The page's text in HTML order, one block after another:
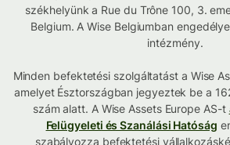
székhelyünk a Rue du Trône 100, 3.
Belgium. A Wise Belgiumban
intézmény.
Minden befektetési szolgáltatást a Wise
amelyet Észtországban jegyeztek be a
szám alatt. A Wise Assets Europe AS-t
Felügyeleti és Szanálási Hatóság
szabályozza befektetési